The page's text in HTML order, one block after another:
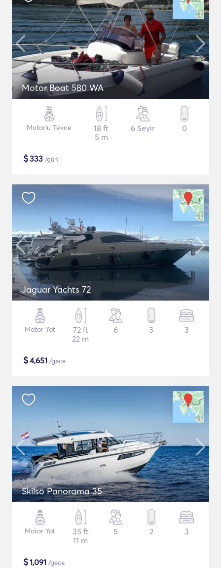
Motor Boat 580 WA
Motorlu Tekne
18 ft
5 m
6 Seyir 0
$333 /gün
Jaguar Yachts 72
Motor Yat
72 ft
22 m
6 3 3
$4,651 /gece
Skilso Panorama 35
Motor Yat
35 ft
11 m
5 2 3
$1,091 /gece